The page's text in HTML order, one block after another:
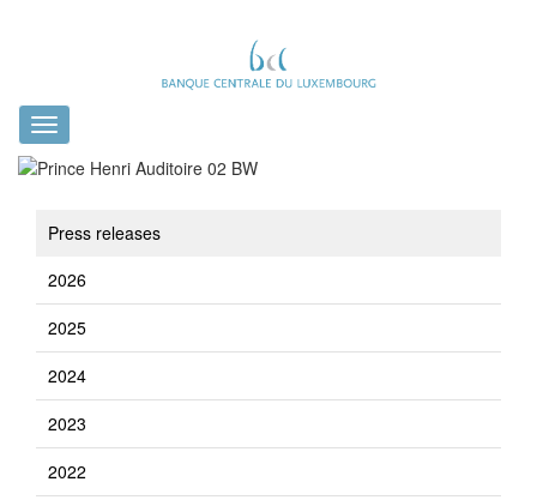
Toggle
navigation
Press releases
2026
2025
2024
2023
2022